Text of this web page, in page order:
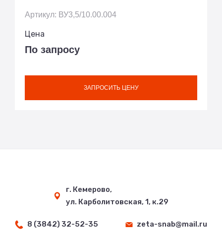
Артикул: ВУ3,5/10.00.004
Цена
По запросу
ЗАПРОСИТЬ ЦЕНУ
г. Кемерово,
ул. Карболитовская, 1, к.29
8 (3842) 32-52-35 zeta-snab@mail.ru